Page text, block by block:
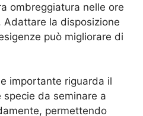
ombreggiatura nelle ore
la disposizione
può migliorare di
importante riguarda il
da seminare a
permettendo